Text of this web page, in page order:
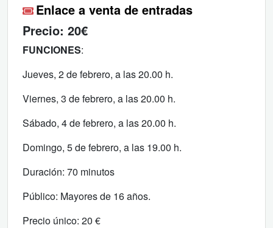
Enlace a venta de entradas
Precio: 20€
FUNCIONES:
Jueves, 2 de febrero, a las 20.00 h.
Viernes, 3 de febrero, a las 20.00 h.
Sábado, 4 de febrero, a las 20.00 h.
Domingo, 5 de febrero, a las 19.00 h.
Duración: 70 minutos
Público: Mayores de 16 años.
Precio único: 20 €